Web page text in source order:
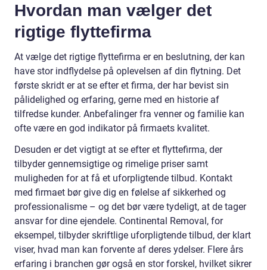
Hvordan man vælger det
rigtige flyttefirma
At vælge det rigtige flyttefirma er en beslutning, der kan
have stor indflydelse på oplevelsen af din flytning. Det
første skridt er at se efter et firma, der har bevist sin
pålidelighed og erfaring, gerne med en historie af
tilfredse kunder. Anbefalinger fra venner og familie kan
ofte være en god indikator på firmaets kvalitet.
Desuden er det vigtigt at se efter et flyttefirma, der
tilbyder gennemsigtige og rimelige priser samt
muligheden for at få et uforpligtende tilbud. Kontakt
med firmaet bør give dig en følelse af sikkerhed og
professionalisme – og det bør være tydeligt, at de tager
ansvar for dine ejendele. Continental Removal, for
eksempel, tilbyder skriftlige uforpligtende tilbud, der klart
viser, hvad man kan forvente af deres ydelser. Flere års
erfaring i branchen gør også en stor forskel, hvilket sikrer